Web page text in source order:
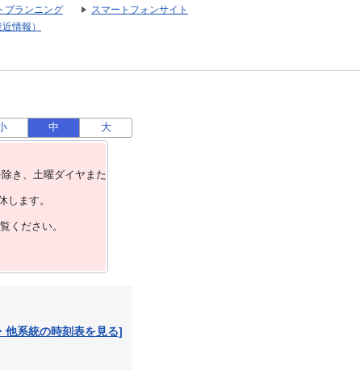
プランニング
スマートフォンサイト
情報）
中 大
き、⼟曜ダイヤまた
ます。
ください。
他系統の時刻表を見る]